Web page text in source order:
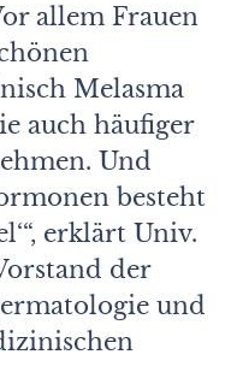
allem Frauen
Melasma
auch häufiger
Und
besteht
erklärt Univ.
der
und